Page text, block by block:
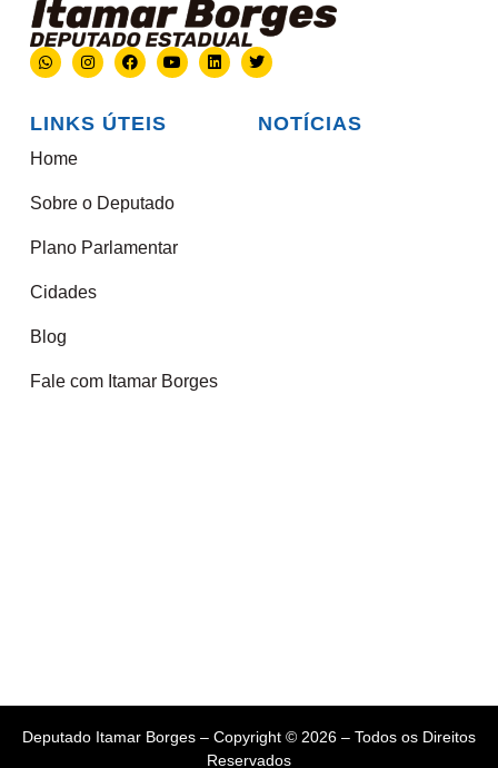
LINKS ÚTEIS
Home
Sobre o Deputado
Plano Parlamentar
Cidades
Blog
Fale com Itamar Borges
NOTÍCIAS
Deputado Itamar Borges – Copyright © 2026 – Todos os Direitos
Reservados